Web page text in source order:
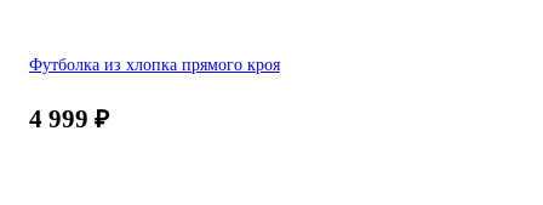
Футболка из хлопка прямого кроя
4 999 ₽